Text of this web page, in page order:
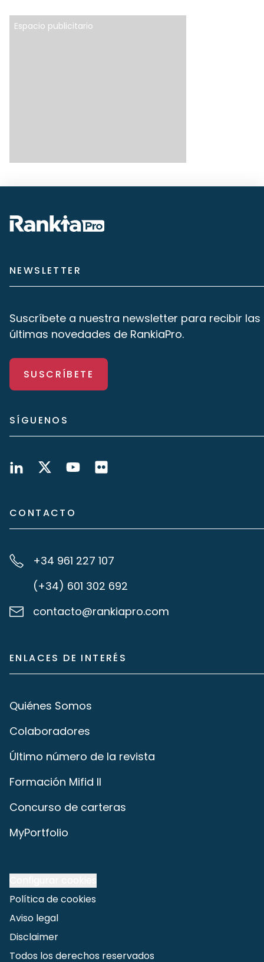
Espacio publicitario
NEWSLETTER
Suscríbete a nuestra newsletter para recibir las
últimas novedades de RankiaPro.
SUSCRÍBETE
SÍGUENOS
CONTACTO
+34 961 227 107
(+34) 601 302 692
contacto@rankiapro.com
ENLACES DE INTERÉS
Quiénes Somos
Colaboradores
Último número de la revista
Formación Mifid II
Concurso de carteras
MyPortfolio
Política de cookies
Aviso legal
Disclaimer
Todos los derechos reservados